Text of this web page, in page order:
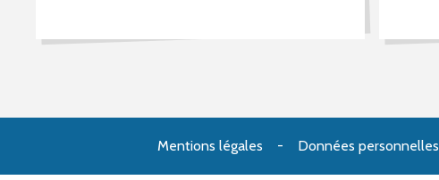
Mentions légales Données personnelles